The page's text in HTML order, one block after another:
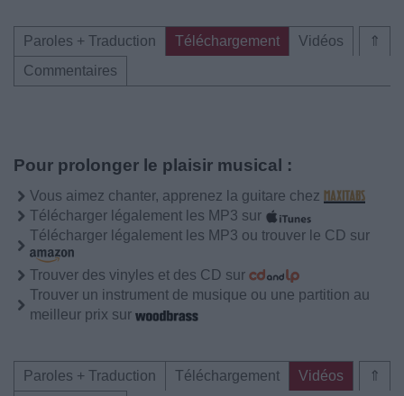
⇑
Paroles + Traduction Téléchargement
Vidéos
Commentaires
Pour prolonger le plaisir musical :
Vous aimez chanter, apprenez la guitare chez
Télécharger légalement les MP3 sur
Télécharger légalement les MP3 ou trouver le CD sur
Trouver des vinyles et des CD sur
Trouver un instrument de musique ou une partition au
meilleur prix sur
⇑
Paroles + Traduction Téléchargement
Vidéos